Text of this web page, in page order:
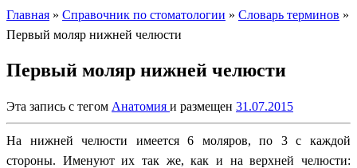
Главная » Справочник по стоматологии » Словарь терминов »
Первый моляр нижней челюсти
Первый моляр нижней челюсти
Эта запись с тегом Анатомия и размещен 31.07.2015
На нижней челюсти имеется 6 моляров, по 3 с каждой
стороны. Именуют их так же, как и на верхней челюсти: